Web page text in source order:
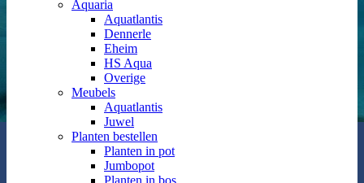
Aquaria
Aquatlantis
Dennerle
Eheim
HS Aqua
Overige
Meubels
Aquatlantis
Juwel
Planten bestellen
Planten in pot
Jumbopot
Planten in bos